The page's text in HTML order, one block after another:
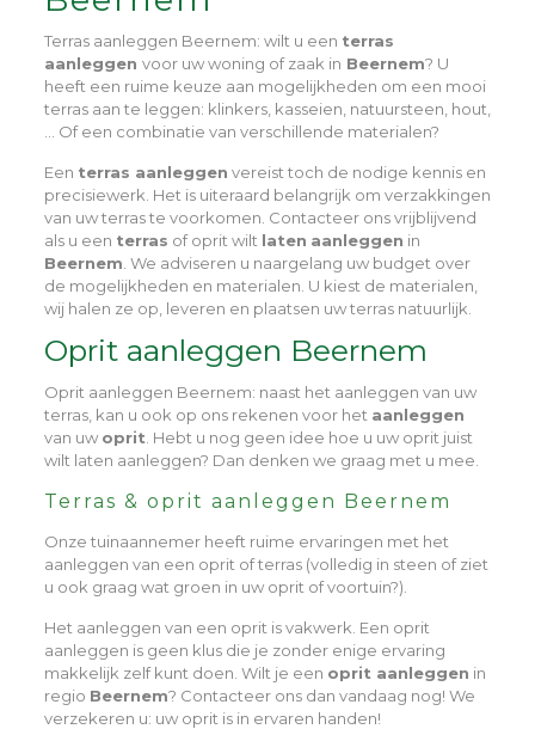
Terras aanleggen Beernem: wilt u een terras
aanleggen voor uw woning of zaak in Beernem? U
heeft een ruime keuze aan mogelijkheden om een mooi
terras aan te leggen: klinkers, kasseien, natuursteen, hout,
… Of een combinatie van verschillende materialen?
Een terras aanleggen vereist toch de nodige kennis en
precisiewerk. Het is uiteraard belangrijk om verzakkingen
van uw terras te voorkomen. Contacteer ons vrijblijvend
als u een terras of oprit wilt laten aanleggen in
Beernem . We adviseren u naargelang uw budget over
de mogelijkheden en materialen. U kiest de materialen,
wij halen ze op, leveren en plaatsen uw terras natuurlijk.
Oprit aanleggen Beernem
Oprit aanleggen Beernem: naast het aanleggen van uw
terras, kan u ook op ons rekenen voor het aanleggen
van uw oprit . Hebt u nog geen idee hoe u uw oprit juist
wilt laten aanleggen? Dan denken we graag met u mee.
Terras & oprit aanleggen Beernem
Onze tuinaannemer heeft ruime ervaringen met het
aanleggen van een oprit of terras (volledig in steen of ziet
u ook graag wat groen in uw oprit of voortuin?).
Het aanleggen van een oprit is vakwerk. Een oprit
aanleggen is geen klus die je zonder enige ervaring
makkelijk zelf kunt doen. Wilt je een oprit aanleggen in
regio Beernem? Contacteer ons dan vandaag nog! We
verzekeren u: uw oprit is in ervaren handen!